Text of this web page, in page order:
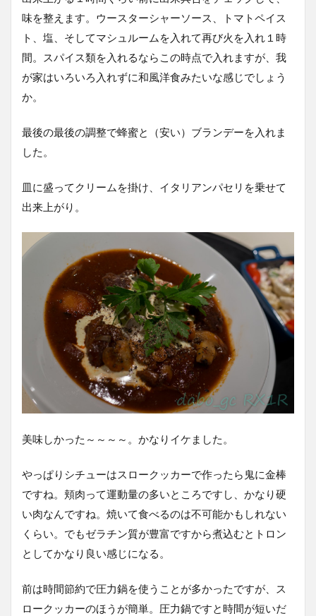
味を整えます。ウースターシャーソース、トマトペイス
ト、塩、そしてマシュルームを入れて再び火を入れ１時
間。スパイス類を入れるならこの時点で入れますが、我
が家はいろいろ入れずに和風洋食みたいな感じでしょう
か。
最後の最後の調整で蜂蜜と（安い）ブランデーを入れま
した。
皿に盛ってクリームを掛け、イタリアンパセリを乗せて
出来上がり。
美味しかった～～～～。かなりイケました。
やっぱりシチューはスロークッカーで作ったら鬼に金棒
ですね。頬肉って運動量の多いところですし、かなり硬
い肉なんですね。焼いて食べるのは不可能かもしれない
くらい。でもゼラチン質が豊富ですから煮込むとトロン
としてかなり良い感じになる。
前は時間節約で圧力鍋を使うことが多かったですが、ス
ロークッカーのほうが簡単。圧力鍋ですと時間が短いだ